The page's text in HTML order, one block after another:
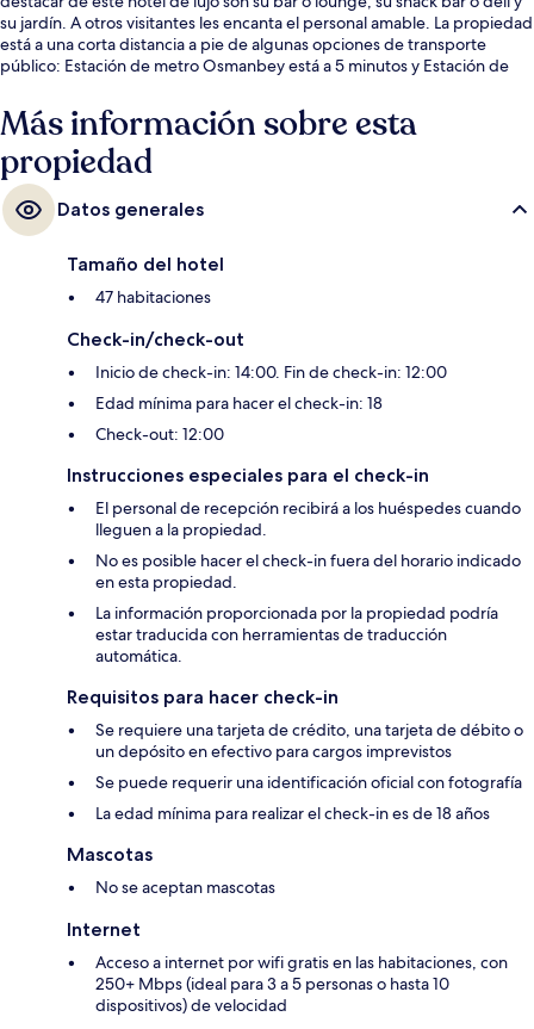
su jardín. A otros visitantes les encanta el personal amable. La propiedad
está a una corta distancia a pie de algunas opciones de transporte
público: Estación de metro Osmanbey está a 5 minutos y Estación de
Más información sobre esta
propiedad
Datos generales
Tamaño del hotel
47 habitaciones
Check-in/check-out
Inicio de check-in: 14:00. Fin de check-in: 12:00
Edad mínima para hacer el check-in: 18
Check-out: 12:00
Instrucciones especiales para el check-in
El personal de recepción recibirá a los huéspedes cuando
lleguen a la propiedad.
No es posible hacer el check-in fuera del horario indicado
en esta propiedad.
La información proporcionada por la propiedad podría
estar traducida con herramientas de traducción
automática.
Requisitos para hacer check-in
Se requiere una tarjeta de crédito, una tarjeta de débito o
un depósito en efectivo para cargos imprevistos
Se puede requerir una identificación oficial con fotografía
La edad mínima para realizar el check-in es de 18 años
Mascotas
No se aceptan mascotas
Internet
Acceso a internet por wifi gratis en las habitaciones, con
250+ Mbps (ideal para 3 a 5 personas o hasta 10
dispositivos) de velocidad